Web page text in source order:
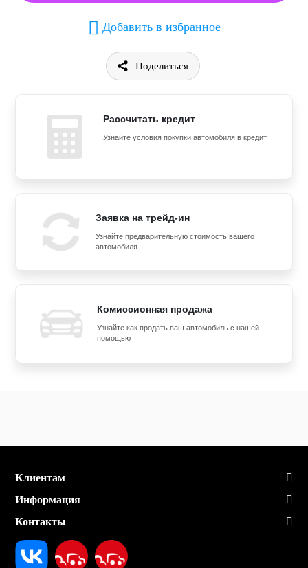
Добавить в избранное
Поделиться
Рассчитать кредит
Узнайте условия покупки автомобиля в кредит
Заявка на трейд-ин
Узнайте предварительную стоимость вашего
автомобиля
Комиссионная продажа
Узнайте как продать ваш автомобиль с нашей
помощью
Клиентам
Информация
Контакты